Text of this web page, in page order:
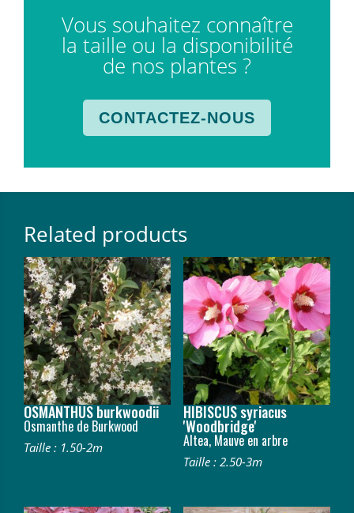
Vous souhaitez connaître
la taille ou la disponibilité
de nos plantes ?
CONTACTEZ-NOUS
Related products
OSMANTHUS burkwoodii
Osmanthe de Burkwood
Taille : 1.50-2m
HIBISCUS syriacus
'Woodbridge'
Altea, Mauve en arbre
Taille : 2.50-3m